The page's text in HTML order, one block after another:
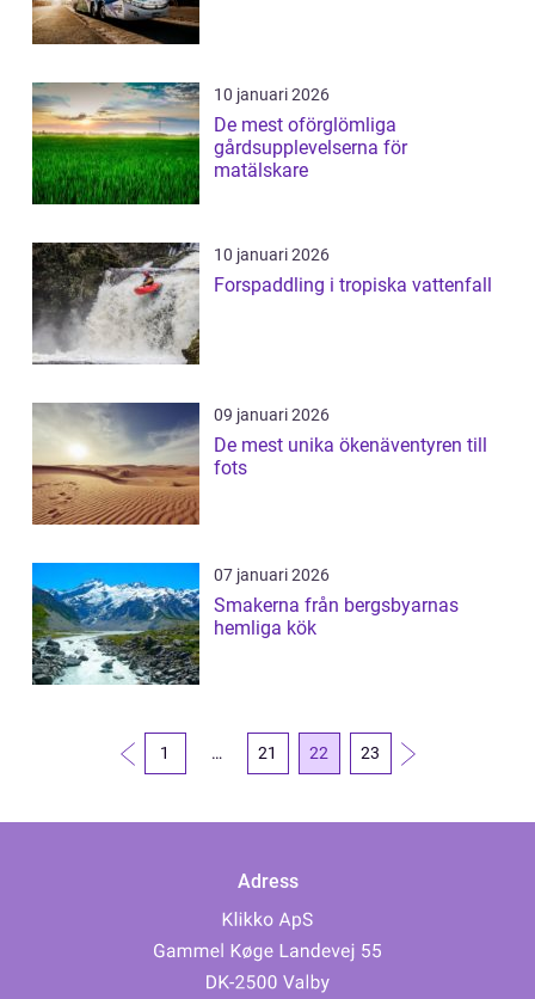
10 januari 2026
De mest oförglömliga
gårdsupplevelserna för
matälskare
10 januari 2026
Forspaddling i tropiska vattenfall
09 januari 2026
De mest unika ökenäventyren till
fots
07 januari 2026
Smakerna från bergsbyarnas
hemliga kök
1 … 21 22 23
Adress